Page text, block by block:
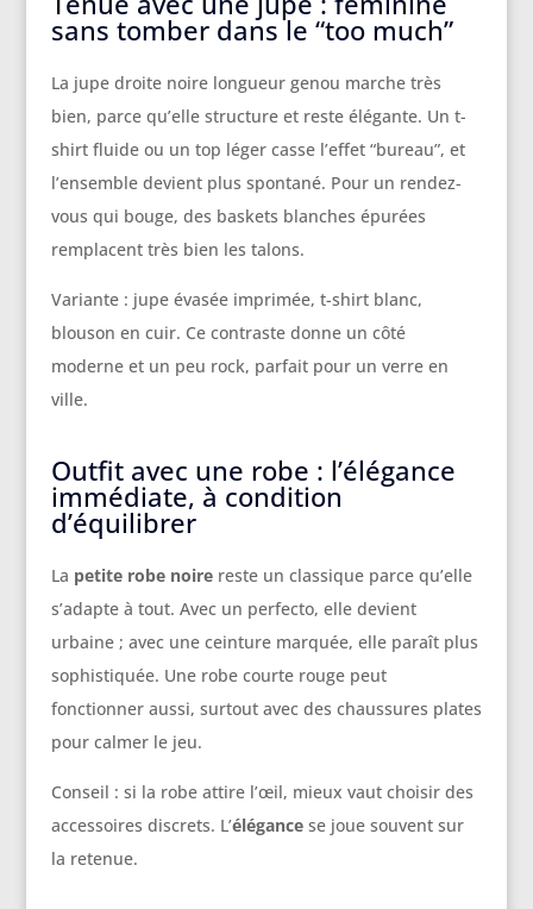
sans tomber dans le “too much”
La jupe droite noire longueur genou marche très
bien, parce qu’elle structure et reste élégante. Un t-
shirt fluide ou un top léger casse l’effet “bureau”, et
l’ensemble devient plus spontané. Pour un rendez-
vous qui bouge, des baskets blanches épurées
remplacent très bien les talons.
Variante : jupe évasée imprimée, t-shirt blanc,
blouson en cuir. Ce contraste donne un côté
moderne et un peu rock, parfait pour un verre en
ville.
Outfit avec une robe : l’élégance
immédiate, à condition
d’équilibrer
La petite robe noirereste un classique parce qu’elle
s’adapte à tout. Avec un perfecto, elle devient
urbaine ; avec une ceinture marquée, elle paraît plus
sophistiquée. Une robe courte rouge peut
fonctionner aussi, surtout avec des chaussures plates
pour calmer le jeu.
Conseil : si la robe attire l’œil, mieux vaut choisir des
accessoires discrets. L’élégancese joue souvent sur
la retenue.